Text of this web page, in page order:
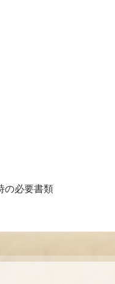
の必要書類